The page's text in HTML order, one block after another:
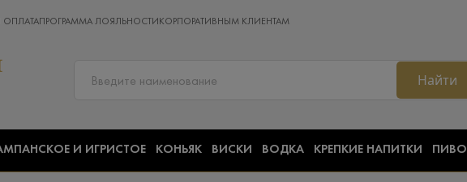
ОПЛАТАПРОГРАММА ЛОЯЛЬНОСТИ КОРПОРАТИВНЫМ КЛИЕНТАМ
Найти
И ИГРИСТОЕ КОНЬЯК ВИСКИ ВОДКА КРЕПКИЕ НАПИТКИ ПИВО